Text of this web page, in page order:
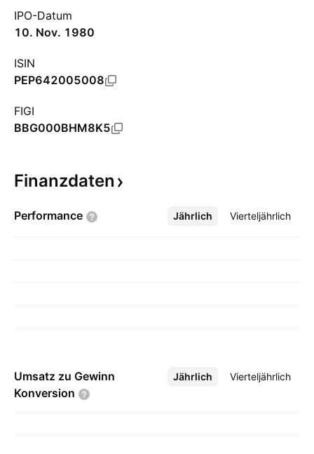
IPO-Datum
10. Nov. 1980
ISIN
PEP642005008
FIGI
BBG000BHM8K5
Finanzdaten
Performance Jährlich Vierteljährlich
Mehr
Umsatz zu Gewinn
Konversion
Jährlich Vierteljährlich
Mehr